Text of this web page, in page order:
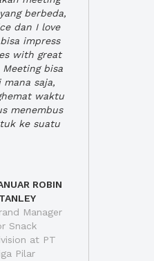
berbeda,
dan I love
impress
with great
bisa
saja,
waktu
menembus
ke suatu
ROBIN
Manager
Snack
at PT
Pilar